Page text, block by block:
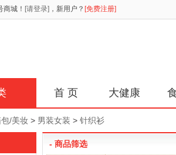
城！ [请登录] ，新用户？ [免费注册]
首 页 大健康
/美妆 > 男装女装 > 针织衫
- 商品筛选